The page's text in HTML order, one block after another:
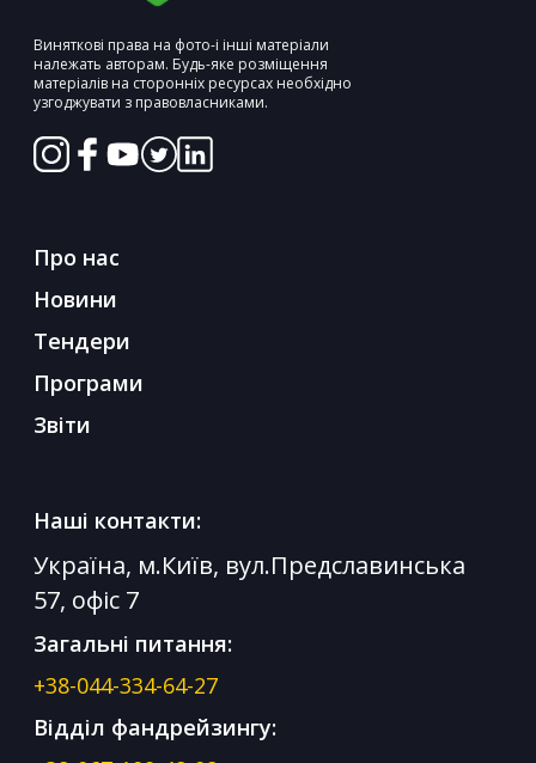
Виняткові права на фото-і інші матеріали
належать авторам. Будь-яке розміщення
матеріалів на сторонніх ресурсах необхідно
узгоджувати з правовласниками.
Про нас
Новини
Тендери
Програми
Звіти
Наші контакти:
Україна, м.Київ, вул.Предславинська
57, офіс 7
Загальні питання:
+38-044-334-64-27
Відділ фандрейзингу: